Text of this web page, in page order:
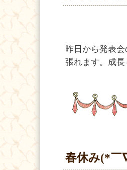
昨日から発表
張れます。成
春休み(*￣